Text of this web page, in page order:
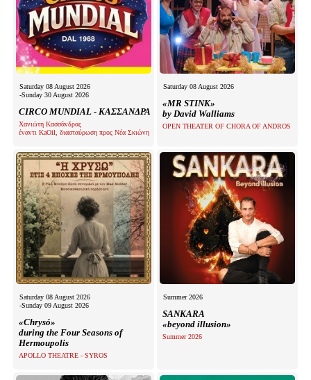
Saturday 08 August 2026
-Sunday 30 August 2026
CIRCO MUNDIAL - ΚΑΣΣΑΝΔΡΑ
Χανιώτη Κασσάνδρας
έναντι KaOil, διασταύρωση προς Νέα Σκιώνη
Saturday 08 August 2026
«MR STINK»
by David Walliams
OPEN THEATER OF CHORA OF ANDROS
Saturday 08 August 2026
-Sunday 09 August 2026
«Chrysó»
during the Four Seasons of
Hermoupolis
APOLLO THEATRE - SYROS
Summer 2026
SANKARA
«beyond illusion»
Summer 2026